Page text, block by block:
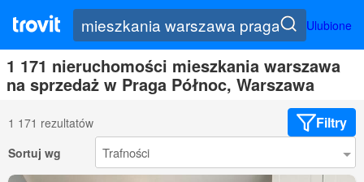
Ulubione
1 171 nieruchomości mieszkania warszawa
na sprzedaż w Praga Północ, Warszawa
1 171 rezultatów Filtry
Sortuj wg